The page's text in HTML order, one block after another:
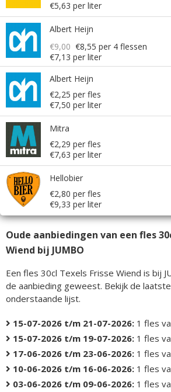
€5,63 per liter
Albert Heijn
€9,00 €8,55 per 4 flessen
€7,13 per liter
Albert Heijn
€2,25 per fles
€7,50 per liter
Mitra
€2,29 per fles
€7,63 per liter
Hellobier
€2,80 per fles
€9,33 per liter
Oude aanbiedingen van een fles
Wiend bij JUMBO
Een fles 30cl Texels Frisse Wiend is bij
de aanbieding geweest. Bekijk de
onderstaande lijst.
15-07-2026 t/m 21-07-2026: 1 fles
15-07-2026 t/m 19-07-2026: 1 fles
17-06-2026 t/m 23-06-2026: 1 fles
10-06-2026 t/m 16-06-2026: 1 fles
03-06-2026 t/m 09-06-2026: 1 fles